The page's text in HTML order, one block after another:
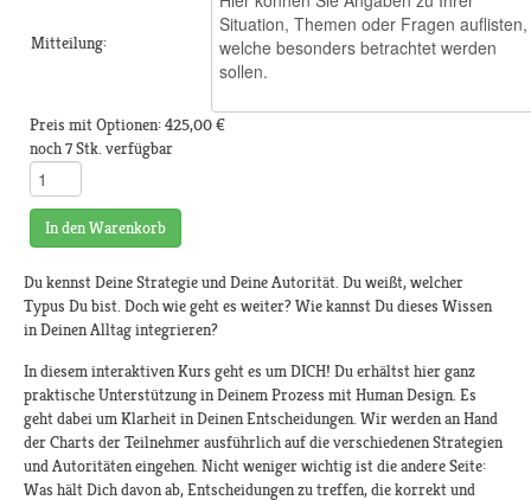
Mitteilung:
Preis mit Optionen:425,00 €
noch 7 Stk. verfügbar
In den Warenkorb
Du kennst Deine Strategie und Deine Autorität. Du weißt, welcher
Typus Du bist. Doch wie geht es weiter? Wie kannst Du dieses Wissen
in Deinen Alltag integrieren?
In diesem interaktiven Kurs geht es um DICH! Du erhältst hier ganz
praktische Unterstützung in Deinem Prozess mit Human Design. Es
geht dabei um Klarheit in Deinen Entscheidungen. Wir werden an Hand
der Charts der Teilnehmer ausführlich auf die verschiedenen Strategien
und Autoritäten eingehen. Nicht weniger wichtig ist die andere Seite:
Was hält Dich davon ab, Entscheidungen zu treffen, die korrekt und